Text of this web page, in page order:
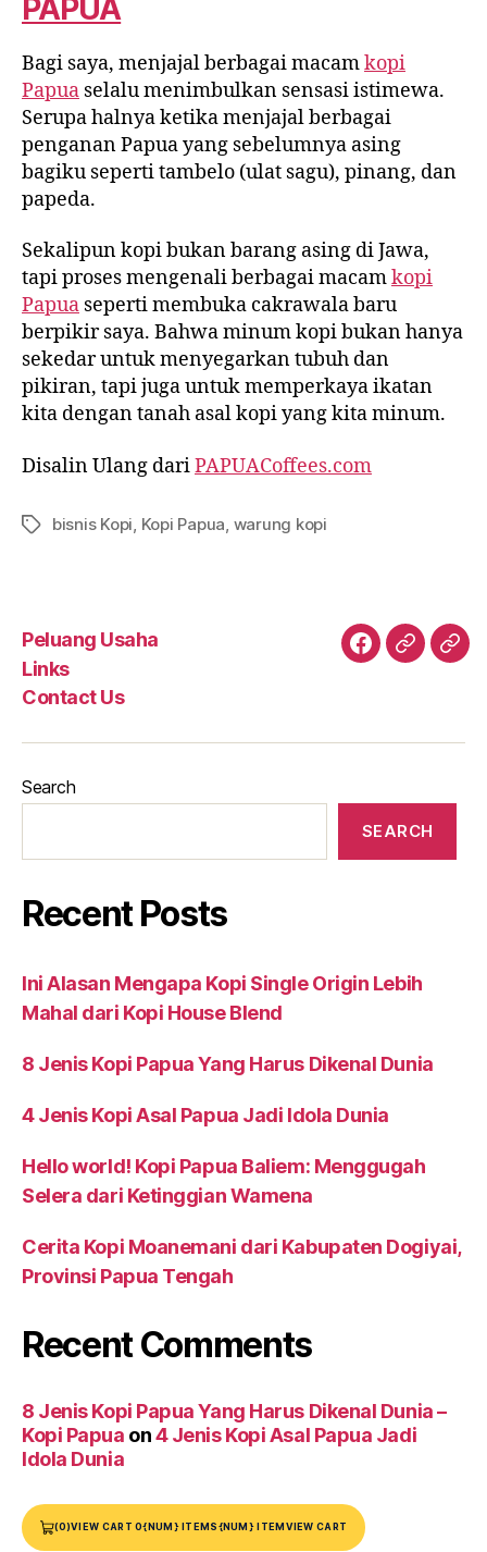
PAPUA
Bagi saya, menjajal berbagai macamkopi
Papua selalu menimbulkan sensasi istimewa.
Serupa halnya ketika menjajal berbagai
penganan Papua yang sebelumnya asing
bagiku seperti tambelo (ulat sagu), pinang, dan
papeda.
Sekalipun kopi bukan barang asing di Jawa,
tapi proses mengenali berbagai macamkopi
Papua seperti membuka cakrawala baru
berpikir saya. Bahwa minum kopi bukan hanya
sekedar untuk menyegarkan tubuh dan
pikiran, tapi juga untuk memperkaya ikatan
kita dengan tanah asal kopi yang kita minum.
Disalin Ulang dariPAPUACoffees.com
Tagsbisnis Kopi Kopi Papua warung kopi
Peluang Usaha
Links
Contact Us
Facebook
Search
SEARCH
Recent Posts
Ini Alasan Mengapa Kopi Single Origin Lebih
Mahal dari Kopi House Blend
8 Jenis Kopi Papua Yang Harus Dikenal Dunia
4 Jenis Kopi Asal Papua Jadi Idola Dunia
Hello world! Kopi Papua Baliem: Menggugah
Selera dari Ketinggian Wamena
Cerita Kopi Moanemani dari Kabupaten Dogiyai,
Provinsi Papua Tengah
Recent Comments
8 Jenis Kopi Papua Yang Harus Dikenal Dunia –
Kopi Papua on4 Jenis Kopi Asal Papua Jadi
Idola Dunia
(0)VIEW CART 0{NUM} ITEMS {NUM} ITEM VIEW CART